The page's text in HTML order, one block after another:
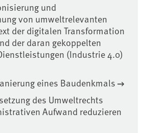
und
von umweltrelevanten
der digitalen Transformation
der daran gekoppelten
(Industrie 4.0)
eines Baudenkmals
des Umweltrechts
Aufwand reduzieren